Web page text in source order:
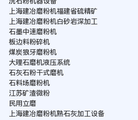
上海建冶磨粉机福建省硫精矿
上海建冶磨粉机白砂岩深加工
石墨中速磨粉机
板边料粉碎机
煤炭狼牙磨粉机
大理石磨机液压系统
石灰石粉干式磨机
石料场磨粉机
江苏矿渣微粉
民用立磨
上海建冶磨粉机熟石灰加工设备